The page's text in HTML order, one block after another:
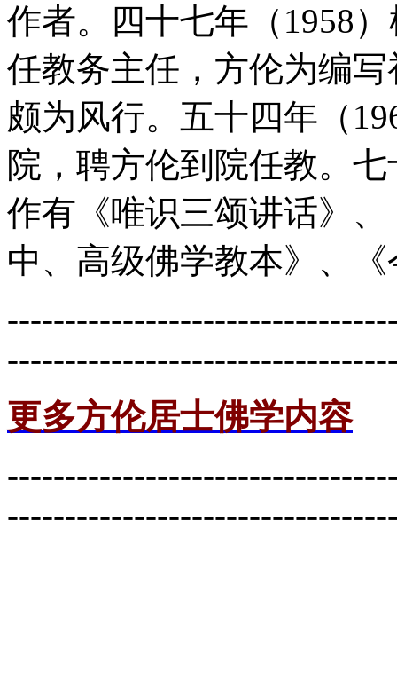
作者。四十七年（1958
任教务主任，方伦为编
颇为风行。五十四年（
院，聘方伦到院任教。
作有《唯识三颂讲话》
中、高级佛学教本》、
更多方伦居士佛学内容